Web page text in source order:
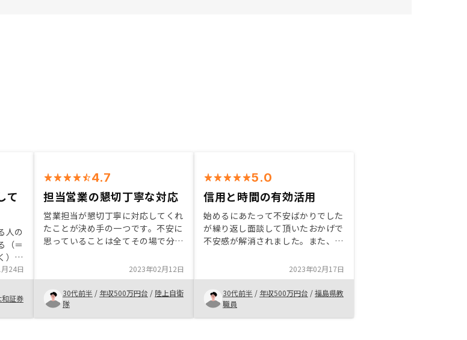
て
人の
（＝
）と
のか
する
イン
た
ば
24日
和証券
4.7
担当営業の懇切丁寧な対応
営業担当が懇切丁寧に対応してくれ
たことが決め手の一つです。不安に
思っていることは全てその場で分か
を挙げると、災害の際の水没のリス
クを心配していたところ、すぐに調
べてくれ、リスクが少ないことを確
認できました。
2023年02月12日
30代前半 / 年収500万円台 / 陸上自衛
隊
5.0
信用と時間の有効活用
始めるにあたって不安ばかりでした
が繰り返し面談して頂いたおかげで
不安感が解消されました。また、経
明など、他社よりも裏付けされたデ
ータがあったことで、安心につなが
りました。ありがとうございまし
た！
2023年02月17日
30代前半 / 年収500万円台 /福島県教
職員